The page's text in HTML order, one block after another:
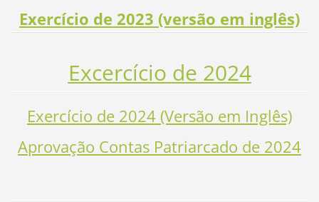
Exercício de 2023 (versão em inglês)
Excercício de 2024
Exercício de 2024 (Versão em Inglês)
Aprovação Contas Patriarcado de 2024